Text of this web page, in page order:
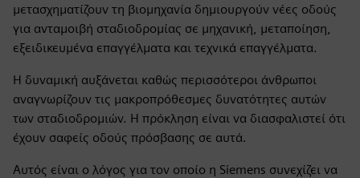
μετασχηματίζουν τη βιομηχανία δημιουργούν νέες οδούς
για ανταμοιβή σταδιοδρομίας σε μηχανική, μεταποίηση,
εξειδικευμένα επαγγέλματα και τεχνικά επαγγέλματα.
Η δυναμική αυξάνεται καθώς περισσότεροι άνθρωποι
αναγνωρίζουν τις μακροπρόθεσμες δυνατότητες αυτών
των σταδιοδρομιών. Η πρόκληση είναι να διασφαλιστεί ότι
έχουν σαφείς οδούς πρόσβασης σε αυτά.
Αυτός είναι ο λόγος για τον οποίο η Siemens συνεχίζει να